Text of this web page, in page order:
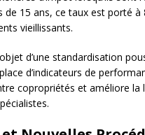
de 15 ans, ce taux est porté
vieillissants.
d’une standardisation
d’indicateurs de
copropriétés et améliore la